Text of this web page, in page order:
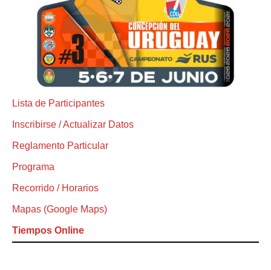
Lista de Participantes
Inscribirse / Actualizar Datos
Reglamento Particular
Programa
Recorrido / Horarios
Mapas (Google Maps)
Tiempos Online